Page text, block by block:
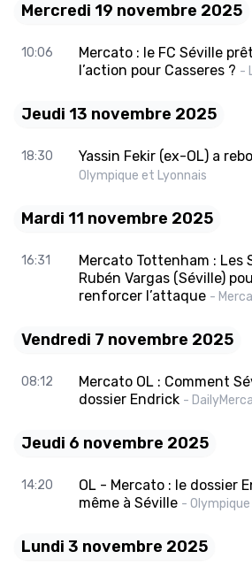
Mercredi 19 novembre 2025
10:06
Mercato : le FC Séville
l’action pour Casseres ? -
Jeudi 13 novembre 2025
18:30 Yassin Fekir (ex-OL) a
Olympique et Lyonnais
Mardi 11 novembre 2025
16:31
Mercato Tottenham : Les
Rubén Vargas (Séville)
renforcer l’attaque -
Vendredi 7 novembre 2025
08:12
Mercato OL : Comment
dossier Endrick -
Jeudi 6 novembre 2025
14:20
OL - Mercato : le dossier
même à Séville -
Lundi 3 novembre 2025